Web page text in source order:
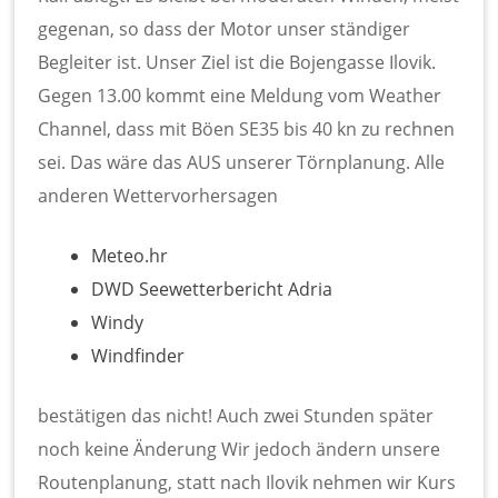
gegenan, so dass der Motor unser ständiger
Begleiter ist. Unser Ziel ist die Bojengasse Ilovik.
Gegen 13.00 kommt eine Meldung vom Weather
Channel, dass mit Böen SE35 bis 40 kn zu rechnen
sei. Das wäre das AUS unserer Törnplanung. Alle
anderen Wettervorhersagen
Meteo.hr
DWD Seewetterbericht Adria
Windy
Windfinder
bestätigen das nicht! Auch zwei Stunden später
noch keine Änderung Wir jedoch ändern unsere
Routenplanung, statt nach Ilovik nehmen wir Kurs